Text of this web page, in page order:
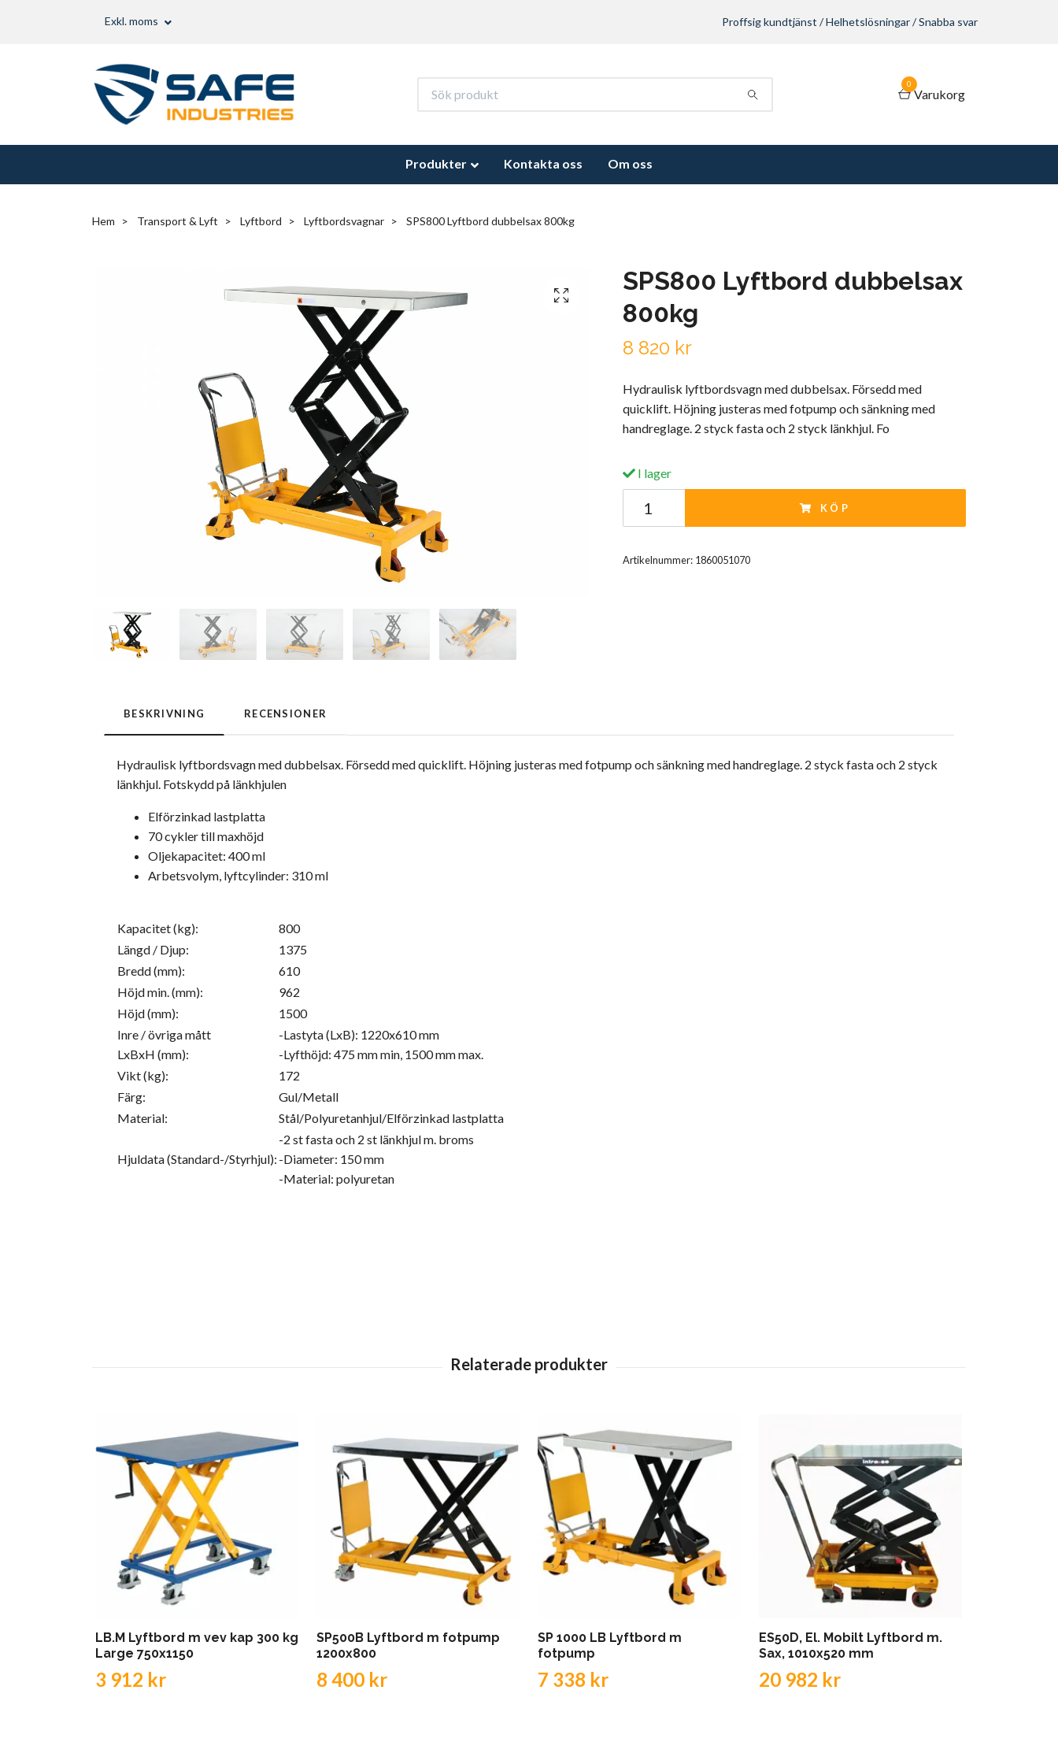
Exkl. moms Proffsig kundtjänst / Helhetslösningar / Snabba svar
0
Varukorg
Produkter Kontakta oss Om oss
Hem Transport & Lyft Lyftbord Lyftbordsvagnar SPS800 Lyftbord dubbelsax 800kg
SPS800 Lyftbord dubbelsax
800kg
8 820 kr
Hydraulisk lyftbordsvagn med dubbelsax. Försedd med
quicklift. Höjning justeras med fotpump och sänkning med
handreglage. 2 styck fasta och 2 styck länkhjul. Fo
I lager
KÖP
Artikelnummer: 1860051070
BESKRIVNING RECENSIONER
Hydraulisk lyftbordsvagn med dubbelsax. Försedd med quicklift. Höjning justeras med fotpump och sänkning med handreglage. 2 styck fasta och 2 styck
länkhjul. Fotskydd på länkhjulen
Elförzinkad lastplatta
70 cykler till maxhöjd
Oljekapacitet: 400 ml
Arbetsvolym, lyftcylinder: 310 ml
Kapacitet (kg):
800
Längd / Djup:
1375
Bredd (mm):
610
Höjd min. (mm):
962
Höjd (mm):
1500
Inre / övriga mått
LxBxH (mm):
-Lastyta (LxB): 1220x610 mm
-Lyfthöjd: 475 mm min, 1500 mm max.
Vikt (kg):
172
Färg:
Gul/Metall
Material:
Stål/Polyuretanhjul/Elförzinkad lastplatta
Hjuldata (Standard-/Styrhjul):
-2 st fasta och 2 st länkhjul m. broms
-Diameter: 150 mm
-Material: polyuretan
LB.M Lyftbord m vev kap 300 kg
Large 750x1150
3 912 kr
SP500B Lyftbord m fotpump
1200x800
8 400 kr
SP 1000 LB Lyftbord m
fotpump
7 338 kr
ES50D, El. Mobilt Lyftbord m.
Sax, 1010x520 mm
20 982 kr